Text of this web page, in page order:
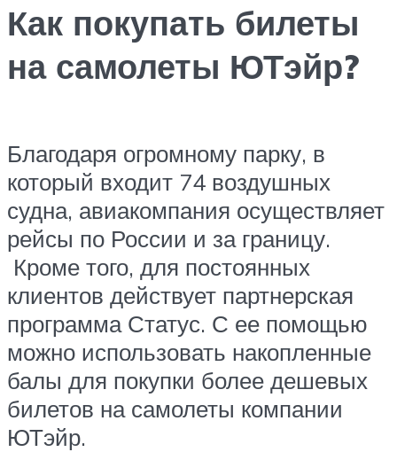
Как покупать билеты
на самолеты ЮТэйр?
Благодаря огромному парку, в
который входит 74 воздушных
судна, авиакомпания осуществляет
рейсы по России и за границу.
Кроме того, для постоянных
клиентов действует партнерская
программа Статус. С ее помощью
можно использовать накопленные
балы для покупки более дешевых
билетов на самолеты компании
ЮТэйр.